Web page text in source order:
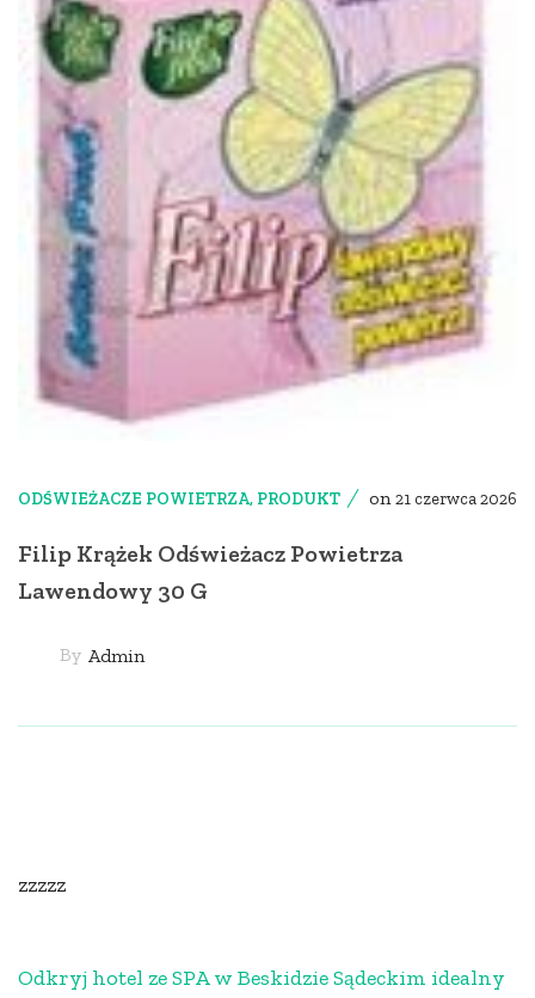
ODŚWIEŻACZE POWIETRZA, PRODUKT on21 czerwca 2026
Filip Krążek Odświeżacz Powietrza
Lawendowy 30 G
By Admin
zzzzz
Odkryj hotel ze SPA w Beskidzie Sądeckim idealny